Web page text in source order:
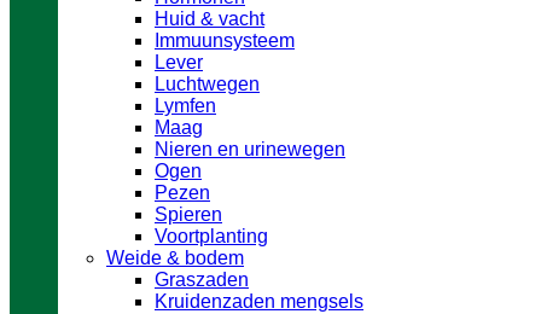
Huid & vacht
Immuunsysteem
Lever
Luchtwegen
Lymfen
Maag
Nieren en urinewegen
Ogen
Pezen
Spieren
Voortplanting
Weide & bodem
Graszaden
Kruidenzaden mengsels